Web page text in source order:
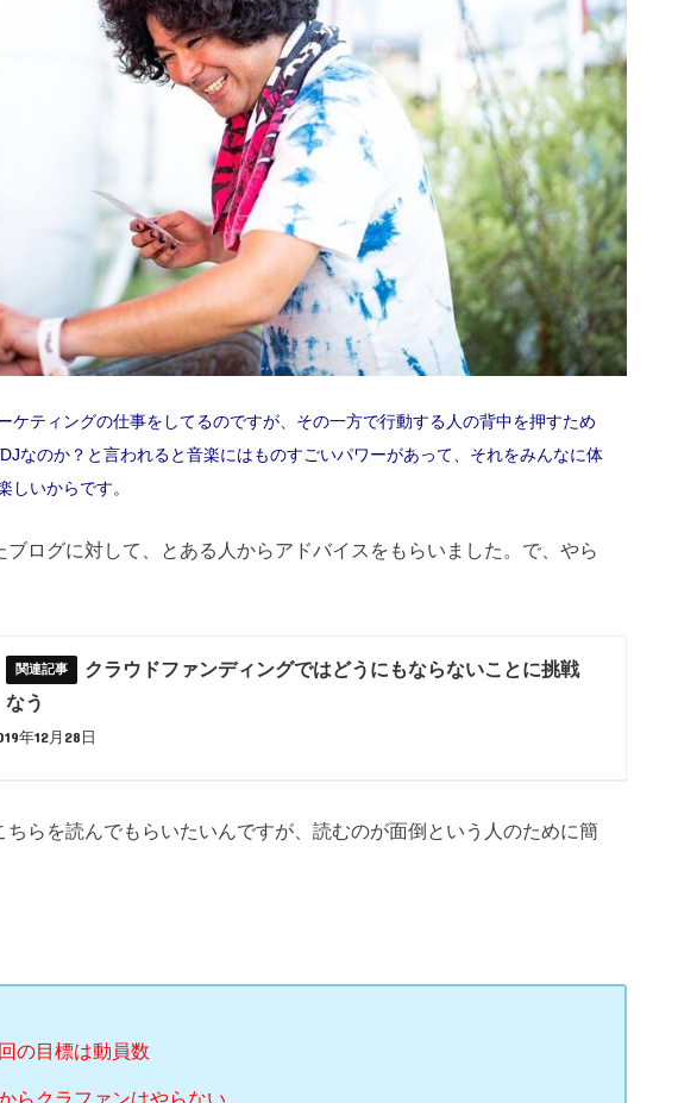
ケティングの仕事をしてるのですが、その一方で行動する人の背中を押すため
なのか？と言われると音楽にはものすごいパワーがあって、それをみんなに体
しいからです。
ブログに対して、とある人からアドバイスをもらいました。で、やら
クラウドファンディングではどうにもならないことに挑戦
なう
年12月28日
ちらを読んでもらいたいんですが、読むのが面倒という人のために簡
の目標は動員数
らクラファンはやらない